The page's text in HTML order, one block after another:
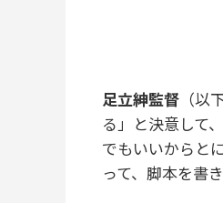
足立紳監督 （以
る」と決意して
でもいいからと
って、脚本を書